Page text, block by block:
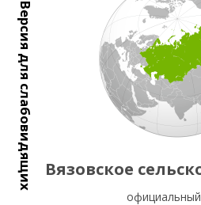
Версия для слабовидящих Вязовское